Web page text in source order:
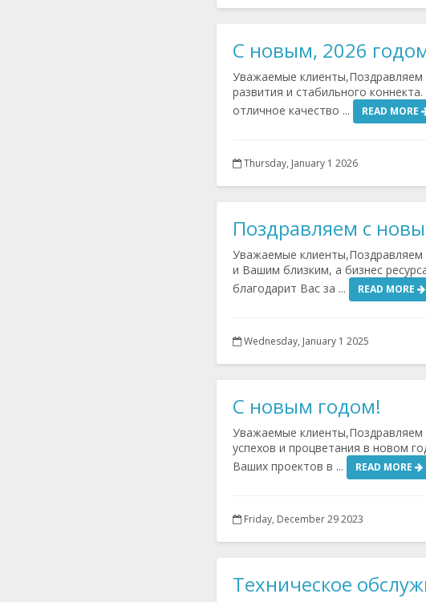
С новым, 2026
Уважаемые
развития и стабильного
отличное качество ...
READ MORE
Thursday, January 1 2026
Поздравляем с
Уважаемые
и Вашим близким, а бизнес
благодарит Вас за ...
READ MORE
Wednesday, January 1 2025
C новым годом!
Уважаемые
успехов и процветания в новом
Ваших проектов в ...
READ MORE
Friday, December 29 2023
Техническое